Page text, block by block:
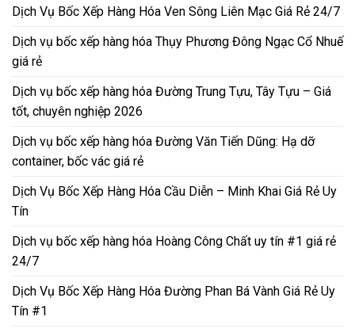
Dịch Vụ Bốc Xếp Hàng Hóa Ven Sông Liên Mạc Giá Rẻ 24/7
Dịch vụ bốc xếp hàng hóa Thụy Phương Đông Ngạc Cổ Nhuế
giá rẻ
Dịch vụ bốc xếp hàng hóa Đường Trung Tựu, Tây Tựu – Giá
tốt, chuyên nghiệp 2026
Dịch vụ bốc xếp hàng hóa Đường Văn Tiến Dũng: Hạ dỡ
container, bốc vác giá rẻ
Dịch Vụ Bốc Xếp Hàng Hóa Cầu Diễn – Minh Khai Giá Rẻ Uy
Tín
Dịch vụ bốc xếp hàng hóa Hoàng Công Chất uy tín #1 giá rẻ
24/7
Dịch Vụ Bốc Xếp Hàng Hóa Đường Phan Bá Vành Giá Rẻ Uy
Tín #1